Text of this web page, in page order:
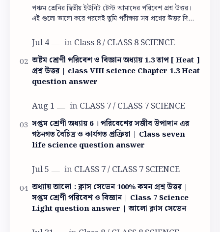
পঞ্চম শ্রেনির দ্বিতীয় ইউনিট টেস্ট আমাদের পরিবেশ প্রশ্ন উত্তর।
এই গুলো ভালো করে পরলেই তুমি পরীক্ষায় সব প্রশ্নের উত্তর দিতে
অষ্টম শ্রেণী পরিবেশ ও বিজ্ঞান অধ্যায় 1.3 তাপ [ Heat ]
প্রশ্ন উত্তর | class VIII science Chapter 1.3 Heat
question answer
সপ্তম শ্রেণী অধ্যায় 6 । পরিবেশের সজীব উপাদান এর
গঠনগত বৈচিত্র ও কার্যগত প্রক্রিয়া | Class seven
life science question answer
অধ্যায় আলো : ক্লাস সেভেন 100% কমন প্রশ্ন উত্তর |
সপ্তম শ্রেণী পরিবেশ ও বিজ্ঞান | Class 7 Science
Light question answer | আলো ক্লাস সেভেন